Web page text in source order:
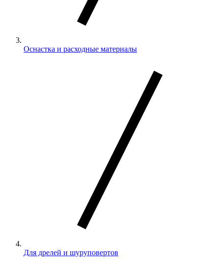
Оснастка и расходные материалы
Для дрелей и шуруповертов